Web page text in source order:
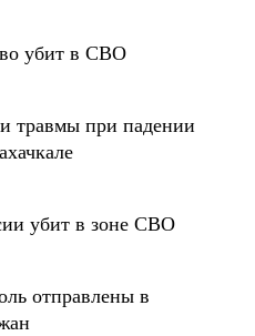
убит в СВО
травмы при падении
убит в зоне СВО
отправлены в